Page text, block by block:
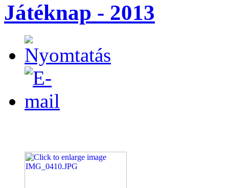
Játéknap - 2013